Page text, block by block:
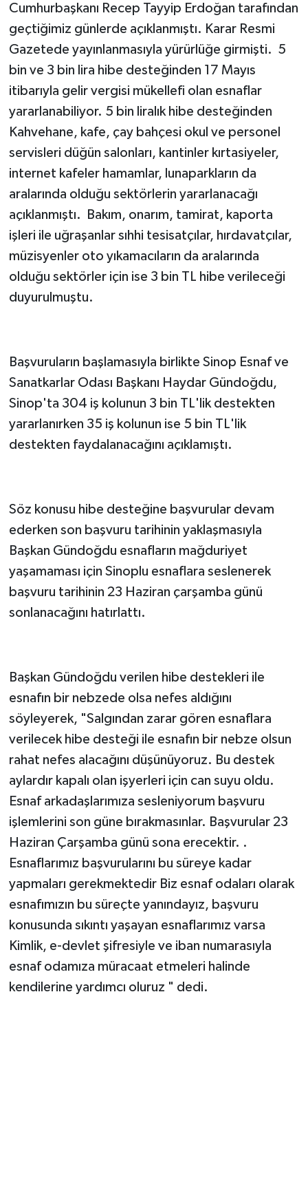
Cumhurbaşkanı Recep Tayyip Erdoğan tarafından
geçtiğimiz günlerde açıklanmıştı. Karar Resmi
Gazetede yayınlanmasıyla yürürlüğe girmişti. 5
bin ve 3 bin lira hibe desteğinden 17 Mayıs
itibarıyla gelir vergisi mükellefi olan esnaflar
yararlanabiliyor. 5 bin liralık hibe desteğinden
Kahvehane, kafe, çay bahçesi okul ve personel
servisleri düğün salonları, kantinler kırtasiyeler,
internet kafeler hamamlar, lunaparkların da
aralarında olduğu sektörlerin yararlanacağı
açıklanmıştı. Bakım, onarım, tamirat, kaporta
işleri ile uğraşanlar sıhhi tesisatçılar, hırdavatçılar,
müzisyenler oto yıkamacıların da aralarında
olduğu sektörler için ise 3 bin TL hibe verileceği
duyurulmuştu.
Başvuruların başlamasıyla birlikte Sinop Esnaf ve
Sanatkarlar Odası Başkanı Haydar Gündoğdu,
Sinop'ta 304 iş kolunun 3 bin TL'lik destekten
yararlanırken 35 iş kolunun ise 5 bin TL'lik
destekten faydalanacağını açıklamıştı.
Söz konusu hibe desteğine başvurular devam
ederken son başvuru tarihinin yaklaşmasıyla
Başkan Gündoğdu esnafların mağduriyet
yaşamaması için Sinoplu esnaflara seslenerek
başvuru tarihinin 23 Haziran çarşamba günü
sonlanacağını hatırlattı.
Başkan Gündoğdu verilen hibe destekleri ile
esnafın bir nebzede olsa nefes aldığını
söyleyerek, "Salgından zarar gören esnaflara
verilecek hibe desteği ile esnafın bir nebze olsun
rahat nefes alacağını düşünüyoruz. Bu destek
aylardır kapalı olan işyerleri için can suyu oldu.
Esnaf arkadaşlarımıza sesleniyorum başvuru
işlemlerini son güne bırakmasınlar. Başvurular 23
Haziran Çarşamba günü sona erecektir. .
Esnaflarımız başvurularını bu süreye kadar
yapmaları gerekmektedir Biz esnaf odaları olarak
esnafımızın bu süreçte yanındayız, başvuru
konusunda sıkıntı yaşayan esnaflarımız varsa
Kimlik, e-devlet şifresiyle ve iban numarasıyla
esnaf odamıza müracaat etmeleri halinde
kendilerine yardımcı oluruz " dedi.